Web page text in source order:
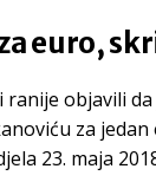
euro,
ranije objavili
za
23. maja